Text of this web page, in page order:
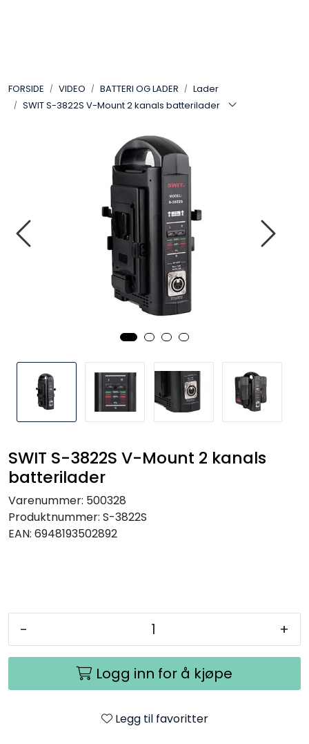
FORSIDE VIDEO BATTERI OG LADER
Lader
SWIT S-3822S V-Mount 2 kanals batterilader
SWIT S-3822S V-Mount 2 kanals
batterilader
Varenummer: 500328
Produktnummer: S-3822S
EAN: 6948193502892
- +
Logg inn for å kjøpe
Legg til favoritter
LYD
AKTUELT